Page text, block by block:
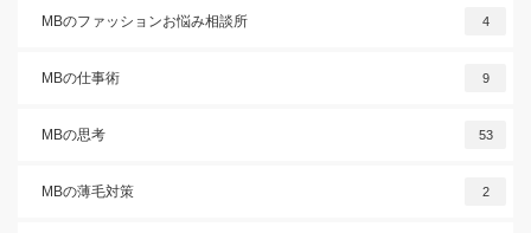
MBのファッションお悩み相談所 4
MBの仕事術 9
MBの思考 53
MBの薄毛対策 2